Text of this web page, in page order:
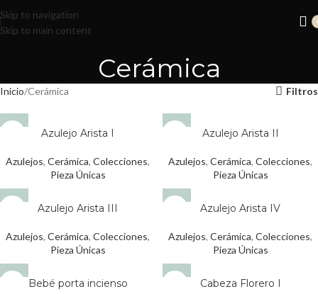
Skip to navigation
Skip to main content
Cerámica
Inicio Cerámica Filtros
AGOTADOAzulejo Arista I
Azulejos, Cerámica, Colecciones,
Pieza Únicas
AGOTADOAzulejo Arista II
Azulejos, Cerámica, Colecciones,
Pieza Únicas
AGOTADOAzulejo Arista III
Azulejos, Cerámica, Colecciones,
Pieza Únicas
AGOTADOAzulejo Arista IV
Azulejos, Cerámica, Colecciones,
Pieza Únicas
AGOTADOBebé porta incienso AGOTADOCabeza Florero I